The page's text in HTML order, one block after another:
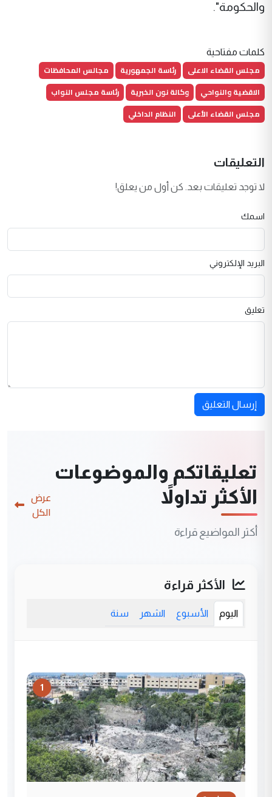
والحكومة".
كلمات مفتاحية
مجلس القضاء الاعلى رئاسة الجمهورية
مجالس المحافظات
الاقضية والنواحي
وكالة نون الخبرية
رئاسة مجلس النواب
مجلس القضاء الأعلى
النظام الداخلي
التعليقات
لا توجد تعليقات بعد. كن أول من يعلق!
اسمك
البريد الإلكتروني
تعليق
إرسال التعليق
تعليقاتكم والموضوعات
الأكثر تداولاً
أكثر المواضيع قراءة
عرض
الكل
الأكثر قراءة
اليوم الأسبوع الشهر سنة
1